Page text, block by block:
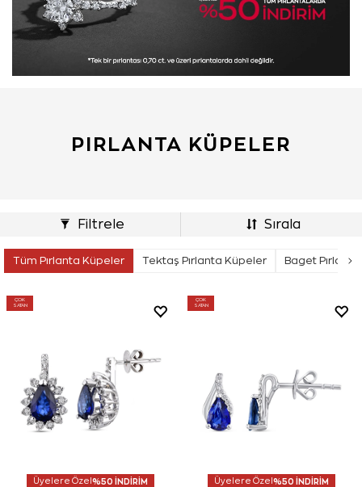
PIRLANTA KÜPELER
Filtrele Sırala
Tüm Pırlanta Küpeler Tektaş Pırlanta Küpeler Baget
ÇOK
SATAN
Üyelere Özel %50 İNDİRİM
ÇOK
SATAN
Üyelere Özel %50 İNDİRİM